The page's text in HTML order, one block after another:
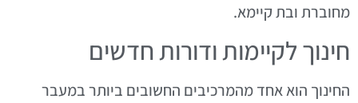
מחוברת ובת קיימא.
חינוך לקיימות ודורות חדשים
החינוך הוא אחד מהמרכיבים החשובים ביותר במעבר